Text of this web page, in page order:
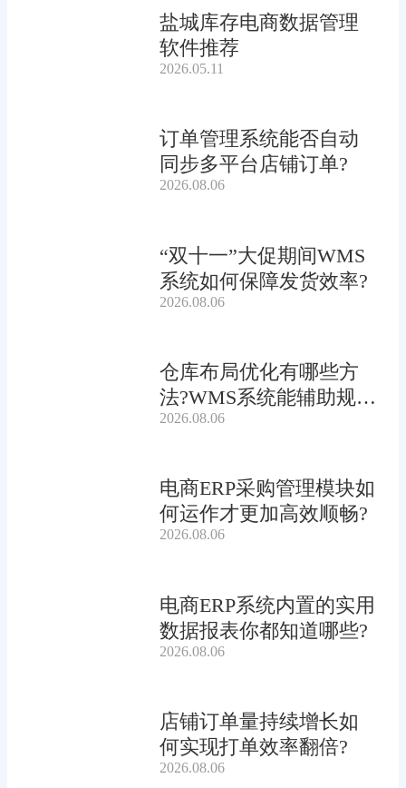
盐城库存电商数据管理
软件推荐
2026.05.11
订单管理系统能否自动
同步多平台店铺订单?
2026.08.06
“双十一”大促期间WMS
系统如何保障发货效率?
2026.08.06
仓库布局优化有哪些方
法?WMS系统能辅助规划
吗?
2026.08.06
电商ERP采购管理模块如
何运作才更加高效顺畅?
2026.08.06
电商ERP系统内置的实用
数据报表你都知道哪些?
2026.08.06
店铺订单量持续增长如
何实现打单效率翻倍?
2026.08.06